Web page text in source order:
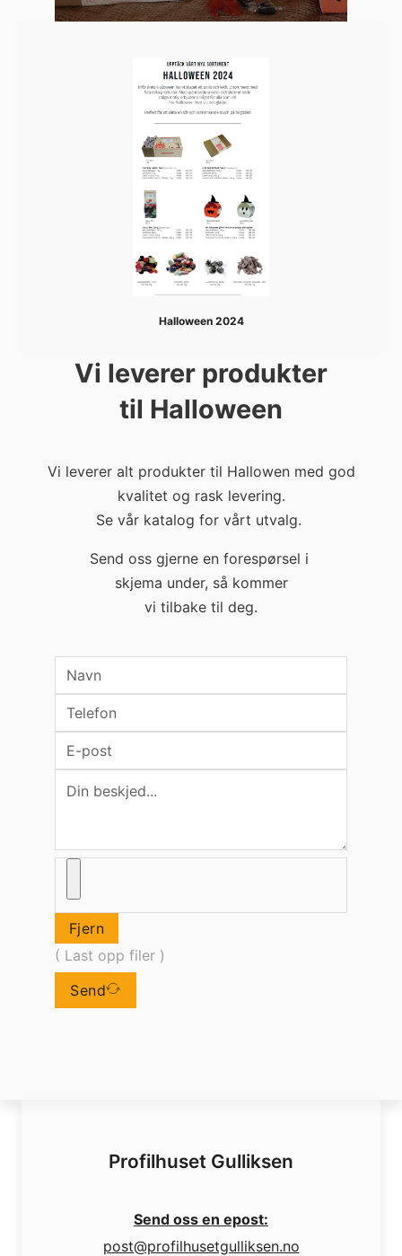
Halloween 2024
Vi leverer produkter
til Halloween
Vi leverer alt produkter til Hallowen med god
kvalitet og rask levering.
Se vår katalog for vårt utvalg.
Send oss gjerne en forespørsel i
skjema under, så kommer
vi tilbake til deg.
Fjern
( Last opp filer )
Send
Profilhuset Gulliksen
Send oss en epost:
post@profilhusetgulliksen.no